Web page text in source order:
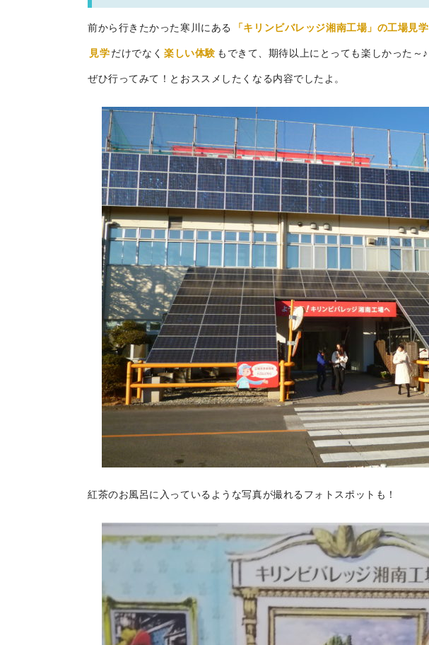
前から行きたかった寒川にある 「キリンビバレッジ湘南工場」の工場見学
見学 だけでなく 楽しい体験 もできて、期待以上にとっても楽しかった～♪
ぜひ行ってみて！とおススメしたくなる内容でしたよ。
紅茶のお風呂に入っているような写真が撮れるフォトスポットも！